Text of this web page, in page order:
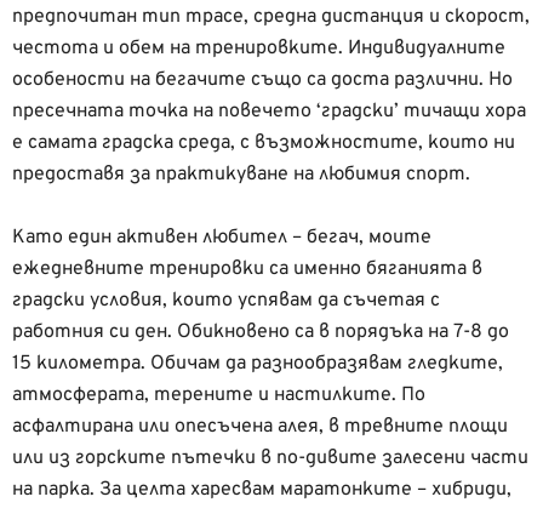
предпочитан тип трасе, средна дистанция и скорост,
честота и обем на тренировките. Индивидуалните
особености на бегачите също са доста различни. Но
пресечната точка на повечето ‘градски’ тичащи хора
е самата градска среда, с възможностите, които ни
предоставя за практикуване на любимия спорт.
Като един активен любител – бегач, моите
ежедневните тренировки са именно бяганията в
градски условия, които успявам да съчетая с
работния си ден. Обикновено са в порядъка на 7-8 до
15 километра. Обичам да разнообразявам гледките,
атмосферата, терените и настилките. По
асфалтирана или опесъчена алея, в тревните площи
или из горските пътечки в по-дивите залесени части
на парка. За целта харесвам маратонките – хибриди,